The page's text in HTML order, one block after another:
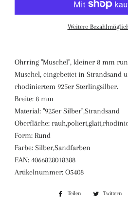
Weitere
Ohrring "Muschel", kleiner 8 mm
Muschel, eingebettet in Strandsand
rhodiniertem 925er Sterlingsilber.
Breite: 8 mm
Material: "925er Silber",Strandsand
Oberfläche:
Form: Rund
Farbe: Silber,Sandfarben
EAN: 4066828018388
Artikelnummer: O5408
Teilen
Auf
Twittern